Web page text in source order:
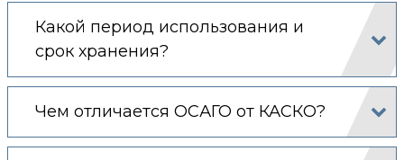
Какой период использования и
срок хранения?
Чем отличается ОСАГО от КАСКО?